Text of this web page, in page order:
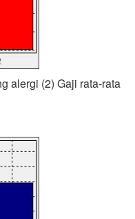
alergi (2) Gaji rata-rata